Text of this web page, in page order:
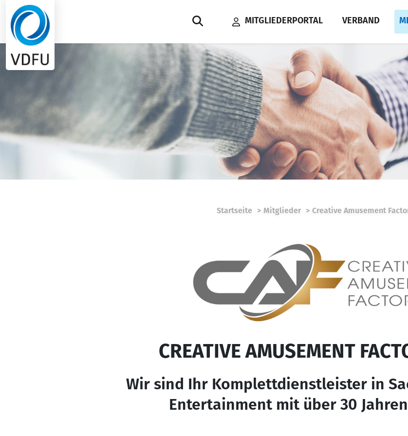
MITGLIEDERPORTAL VERBAND
Startseite Mitglieder Creative Amusement
CREATIVE AMUSEMENT
Wir sind Ihr Komplettdienstleister in
Entertainment mit über 30